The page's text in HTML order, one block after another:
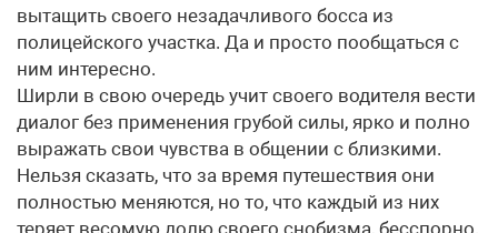
вытащить своего незадачливого босса из
полицейского участка. Да и просто пообщаться с
ним интересно.
Ширли в свою очередь учит своего водителя вести
диалог без применения грубой силы, ярко и полно
выражать свои чувства в общении с близкими.
Нельзя сказать, что за время путешествия они
полностью меняются, но то, что каждый из них
теряет весомую долю своего снобизма, бесспорно.